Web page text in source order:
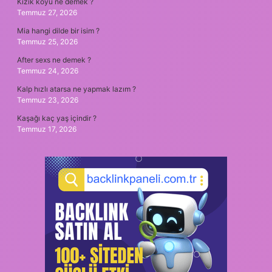
Temmuz 27, 2026
Mia hangi dilde bir isim ?
Temmuz 25, 2026
After sexs ne demek ?
Temmuz 24, 2026
Kalp hızlı atarsa ne yapmak lazım ?
Temmuz 23, 2026
Kaşağı kaç yaş içindir ?
Temmuz 17, 2026